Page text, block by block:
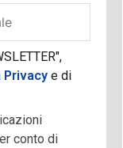
e di
conto di